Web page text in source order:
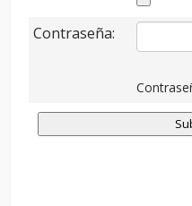
Contraseña: